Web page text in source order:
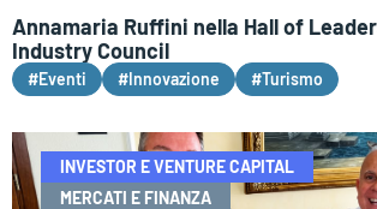
Annamaria Ruffini nella Hall of
Industry Council
#Eventi #Innovazione #Turismo
INVESTOR E VENTURE CAPITAL
MERCATI E FINANZA